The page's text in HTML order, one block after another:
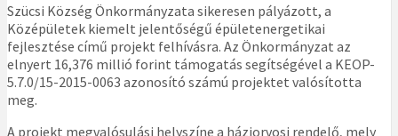
Szücsi Község Önkormányzata sikeresen pályázott, a
Középületek kiemelt jelentőségű épületenergetikai
fejlesztése című projekt felhívásra. Az Önkormányzat az
elnyert 16,376 millió forint támogatás segítségével a KEOP-
5.7.0/15-2015-0063 azonosító számú projektet valósította
meg.
A projekt megvalósulási helyszíne a háziorvosi rendelő, mely